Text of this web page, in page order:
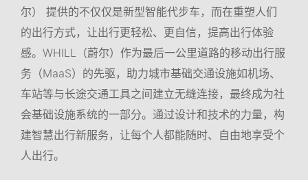
尔） 提供的不仅仅是新型智能代步车，而在重塑人们
的出行方式，让出行更轻松、更自信，提高出行体验
感。WHILL（蔚尔）作为最后一公里道路的移动出行服
务（MaaS）的先驱，助力城市基础交通设施如机场、
车站等与长途交通工具之间建立无缝连接，最终成为社
会基础设施系统的一部分。通过设计和技术的力量，构
建智慧出行新服务，让每个人都能随时、自由地享受个
人出行。